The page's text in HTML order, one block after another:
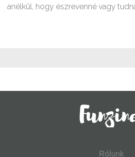
anélkül, hogy észrevenné vagy
Rólunk